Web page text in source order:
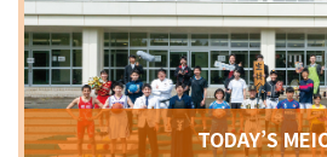
TODAY’S